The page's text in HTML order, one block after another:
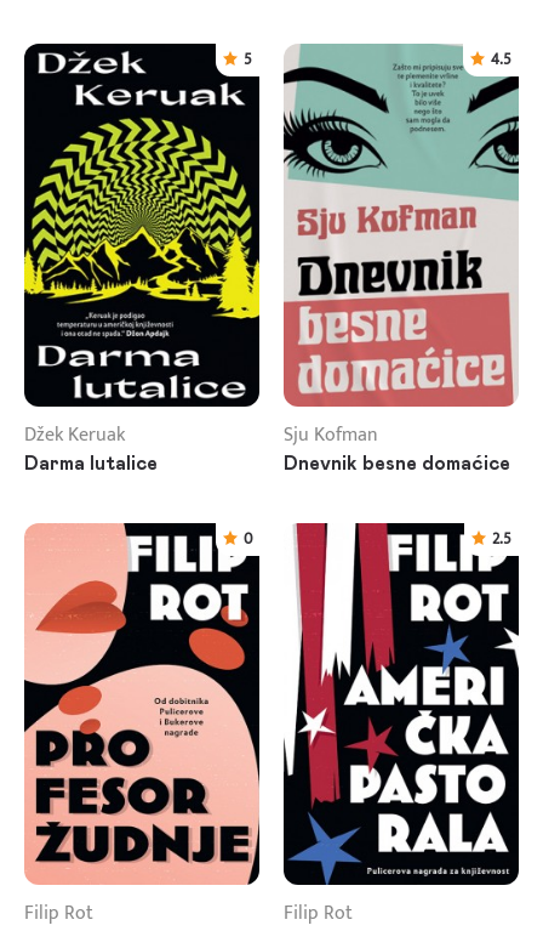
5
Džek Keruak
Darma lutalice
4.5
Sju Kofman
Dnevnik besne domaćice
0
Filip Rot
2.5
Filip Rot